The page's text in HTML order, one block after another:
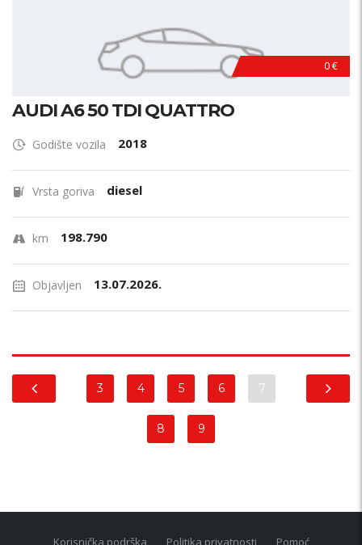
0 €
AUDI A6 50 TDI QUATTRO
Godište vozila 2018
Vrsta goriva diesel
km 198.790
Objavljen 13.07.2026.
3 4 5 6 7
8 9
Korisnička podrška Politika privatnosti Pomoć